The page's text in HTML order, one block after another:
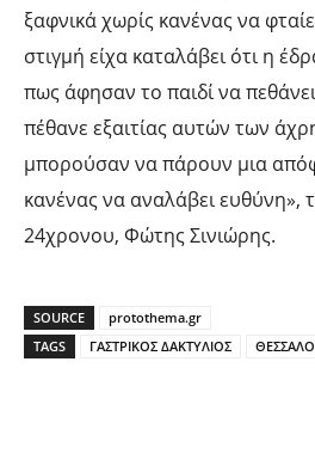
ξαφνικά χωρίς κανένας να
στιγμή είχα καταλάβει ότι η
πως άφησαν το παιδί να
πέθανε εξαιτίας αυτών των
μπορούσαν να πάρουν μια
κανένας να αναλάβει ευθύνη»,
24χρονου, Φώτης Σινιώρης.
SOURCE
protothema.gr
TAGS
ΓΑΣΤΡΙΚΟΣ ΔΑΚΤΥΛΙΟΣ